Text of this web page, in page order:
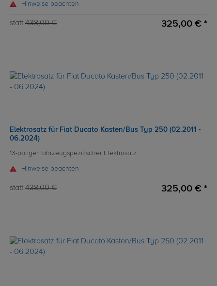
Hinweise beachten
statt 438,00 € 325,00 € *
Elektrosatz für Fiat Ducato Kasten/Bus Typ 250 (02.2011 -
06.2024)
13-poliger fahrzeugspezifischer Elektrosatz
Hinweise beachten
statt 438,00 € 325,00 € *